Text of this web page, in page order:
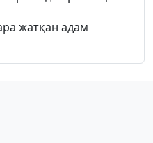
жатқан адам